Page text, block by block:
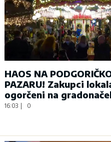
HAOS NA
PAZARU! Zakupci
ogorčeni na
16:03 0